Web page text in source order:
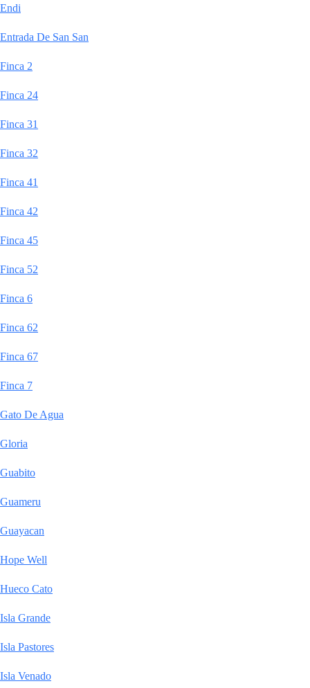
Endi
Entrada De San San
Finca 2
Finca 24
Finca 31
Finca 32
Finca 41
Finca 42
Finca 45
Finca 52
Finca 6
Finca 62
Finca 67
Finca 7
Gato De Agua
Gloria
Guabito
Guameru
Guayacan
Hope Well
Hueco Cato
Isla Grande
Isla Pastores
Isla Venado